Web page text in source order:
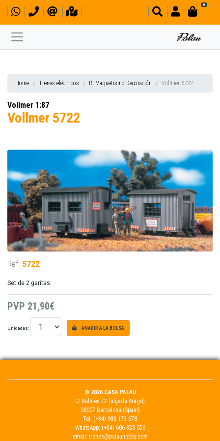
0
Home Trenes eléctricos R -Maquetismo-Decoración Vollmer 5722
Vollmer 1:87
Vollmer 5722
Ref. 5722
Set de 2 garitas.
PVP 21,90€
Unidades: AÑADIR A LA BOLSA
© 2026 CASA PALAU
C/ Balmes 72 (alçada Aragó)
08007 Barcelona (Spain)
Tel. (+34) 933 173 678
WhatsApp: (+34) 606 328 056
email: trenes@palauhobby.com